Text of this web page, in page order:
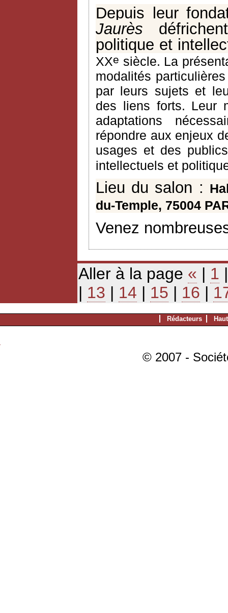
Depuis leur
Jaurès
politique et
XXe siècle. La
modalités
par leurs sujets et
des liens forts. Leur
adaptations
répondre aux enjeux
usages et des
intellectuels et
Lieu du salon :
du-Temple, 75004
Venez
Aller à la page « | 1
| 13 | 14 | 15 | 16 |
Rédacteurs
© 2007 -